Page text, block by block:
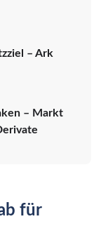
– Ark
– Markt
für